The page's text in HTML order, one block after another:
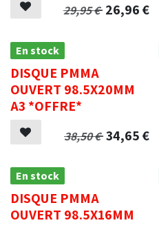
29,95€ 26,96€
En stock
DISQUE PMMA
OUVERT 98.5X20MM
A3 *OFFRE*
38,50€ 34,65€
En stock
DISQUE PMMA
OUVERT 98.5X16MM